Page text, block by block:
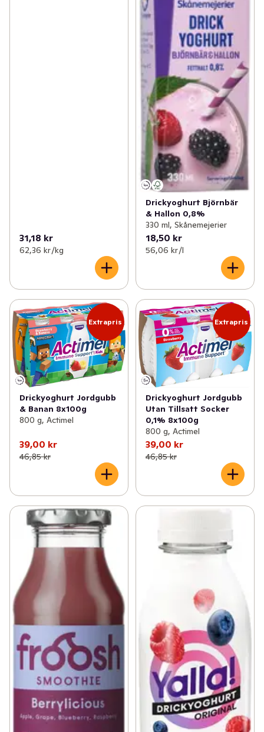
31,18 kr
62,36 kr /kg
Drickyoghurt Björnbär
& Hallon 0,8%
330 ml, Skånemejerier
18,50 kr
56,06 kr /l
Extrapris
Drickyoghurt Jordgubb
& Banan 8x100g
800 g, Actimel
39,00 kr
46,85 kr
Extrapris
Drickyoghurt Jordgubb
Utan Tillsatt Socker
0,1% 8x100g
800 g, Actimel
39,00 kr
46,85 kr